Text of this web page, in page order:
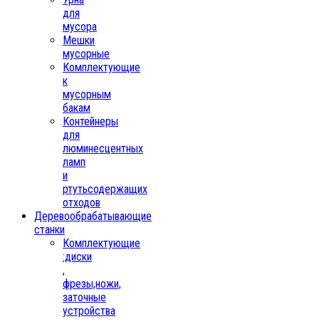
для
мусора
Мешки
мусорные
Комплектующие
к
мусорным
бакам
Контейнеры
для
люминесцентных
ламп
и
ртутьсодержащих
отходов
Деревообрабатывающие
станки
Комплектующие
:диски
,
фрезы,ножи,
заточные
устройства